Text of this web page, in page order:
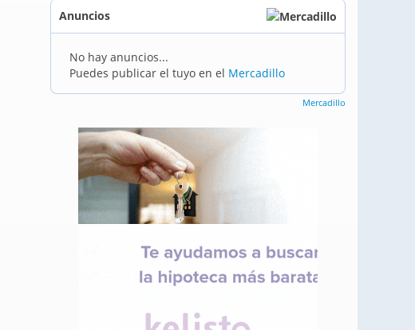
Anuncios
No hay anuncios...
Puedes publicar el tuyo en el Mercadillo
Mercadillo